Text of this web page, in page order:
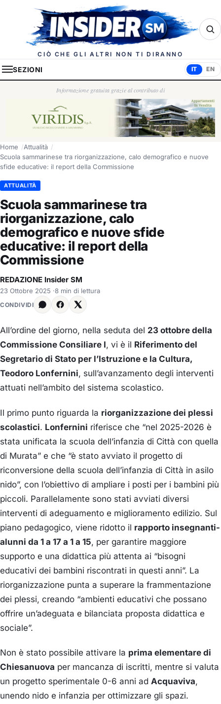
Insider.sm
CIÒ CHE GLI ALTRI NON TI DIRANNO
SEZIONI IT EN
Informazione gratuita grazie al contributo di
Home
Attualità
Scuola sammarinese tra riorganizzazione, calo demografico e nuove
sfide educative: il report della Commissione
ATTUALITÀ
Scuola sammarinese tra
riorganizzazione, calo
demografico e nuove sfide
educative: il report della
Commissione
REDAZIONE Insider SM
23 Ottobre 2025 ·8 min di lettura
CONDIVIDI
All’ordine del giorno, nella seduta del 23 ottobre della
Commissione Consiliare I, vi è il Riferimento del
Segretario di Stato per l’Istruzione e la Cultura,
Teodoro Lonfernini, sull’avanzamento degli interventi
attuati nell’ambito del sistema scolastico.
Il primo punto riguarda la riorganizzazione dei plessi
scolastici. Lonfernini riferisce che “nel 2025-2026 è
stata unificata la scuola dell’infanzia di Città con quella
di Murata” e che “è stato avviato il progetto di
riconversione della scuola dell’infanzia di Città in asilo
nido”, con l’obiettivo di ampliare i posti per i bambini più
piccoli. Parallelamente sono stati avviati diversi
interventi di adeguamento e miglioramento edilizio. Sul
piano pedagogico, viene ridotto il rapporto insegnanti-
alunni da 1 a 17 a 1 a 15, per garantire maggiore
supporto e una didattica più attenta ai “bisogni
educativi dei bambini riscontrati in questi anni”. La
riorganizzazione punta a superare la frammentazione
dei plessi, creando “ambienti educativi che possano
offrire un’adeguata e bilanciata proposta didattica e
sociale”.
Non è stato possibile attivare la prima elementare di
Chiesanuova per mancanza di iscritti, mentre si valuta
un progetto sperimentale 0-6 anni ad Acquaviva,
unendo nido e infanzia per ottimizzare gli spazi.